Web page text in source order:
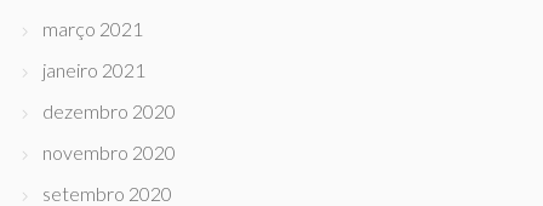
março 2021
janeiro 2021
dezembro 2020
novembro 2020
setembro 2020